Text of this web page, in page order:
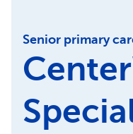
Senior primary